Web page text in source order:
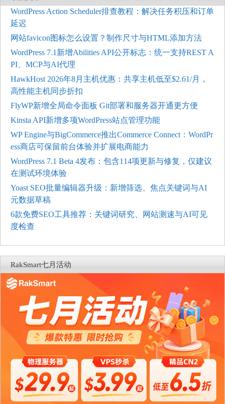
WordPress Action Scheduler排查教程：解决任务积压和订单
延迟
网站favicon图标怎么设置？制作尺寸与HTML添加方法
WordPress 7.1新增Abilities API公开标志：统一支持REST A
PI、MCP与AI代理
HawkHost 2026年8月主机优惠：共享主机低至$2.61/月，
高性能主机同步折扣
FlyWP新增全局命令面板 Git部署和服务器开通更方便
Kinsta API新增多项WordPress站点管理功能
WP Engine与BigCommerce推出Commerce Connect：WordPr
ess商店可保留前台体验并扩展电商能力
WordPress 7.1 Beta 4发布：包含114项更新与修复，仅建议
在测试环境体验
Yoast SEO批量编辑器升级：新增筛选、焦点关键词与AI
元数据草稿
6款免费SEO工具推荐：关键词研究、网站测速与AI可见
度检查
RakSmart七月活动